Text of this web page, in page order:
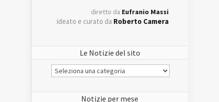
diretto da Eufranio Massi
ideato e curato da Roberto Camera
Le Notizie del sito
Le
Notizie
Notizie per mese